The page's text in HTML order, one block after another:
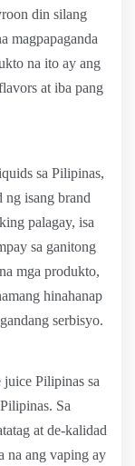
din silang
magpapaganda
na ito ay ang
at iba pang
sa Pilipinas,
ng isang brand
palagay, isa
sa ganitong
mga produkto,
hinahanap
serbisyo.
Pilipinas sa
Sa
at de-kalidad
na ang vaping ay